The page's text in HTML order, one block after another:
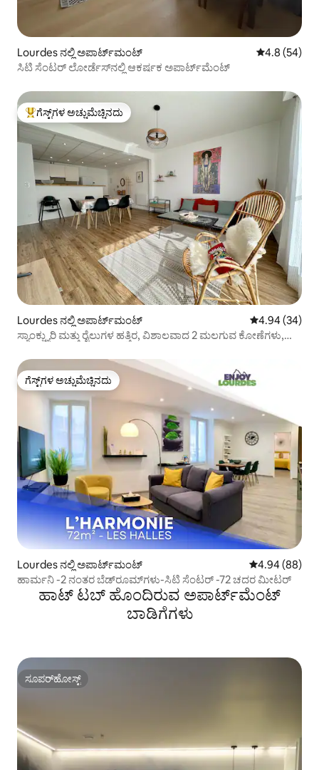
Lourdes ನಲ್ಲಿ ಅಪಾರ್ಟ್‌ಮಂಟ್ 5 ರಲ್ಲಿ 4.8
4.8 (54)
ಸಿಟಿ ಸೆಂಟರ್ ಲೋರ್ಡೆಸ್‌ನಲ್ಲಿ ಆಕರ್ಷಕ ಅಪಾರ್ಟ್‌ಮೆಂಟ್
ಗೆಸ್ಟ್‌ಗಳಿಗೆ ಅತಿ ಹೆಚ್ಚು ಅಚ್ಚುಮೆಚ್ಚಿನದು
ಗೆಸ್ಟ್‌ಗಳ ಅಚ್ಚುಮೆಚ್ಚಿನದು
Lourdes ನಲ್ಲಿ ಅಪಾರ್ಟ್‌ಮಂಟ್ 5 ರಲ್ಲಿ 4.94
4.94 (34)
ಸ್ಯಾಂಕ್ಚ್ಯುರಿ ಮತ್ತು ರೈಲುಗಳ ಹತ್ತಿರ, ವಿಶಾಲವಾದ 2 ಮಲಗುವ ಕೋಣೆಗಳು,
ಗೆಸ್ಟ್‌ಗಳ ಅಚ್ಚುಮೆಚ್ಚಿನದು
ಗೆಸ್ಟ್‌ಗಳ ಅಚ್ಚುಮೆಚ್ಚಿನದು
Lourdes ನಲ್ಲಿ ಅಪಾರ್ಟ್‌ಮಂಟ್ 5 ರಲ್ಲಿ 4.94
4.94 (88)
ಹಾರ್ಮನಿ -2 ನಂತರ ಬೆಡ್‌ರೂಮ್‌ಗಳು-ಸಿಟಿ ಸೆಂಟರ್ -72 ಚದರ ಮೀಟರ್
ಹಾಟ್ ಟಬ್ ಹೊಂದಿರುವ ಅಪಾರ್ಟ್‌ಮೆಂಟ್
ಬಾಡಿಗೆಗಳು
ಸೂಪರ್‌ಹೋಸ್ಟ್
ಸೂಪರ್‌ಹೋಸ್ಟ್